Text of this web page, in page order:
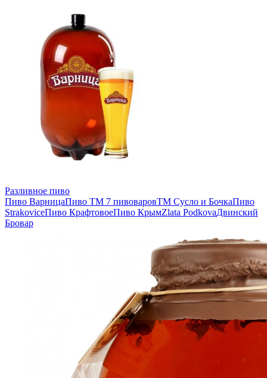
Разливное пиво
Пиво ВарницаПиво ТМ 7 пивоваровТМ Сусло и БочкаПиво
StrakoviceПиво КрафтовоеПиво КрымZlata PodkovaДвинский
Бровар